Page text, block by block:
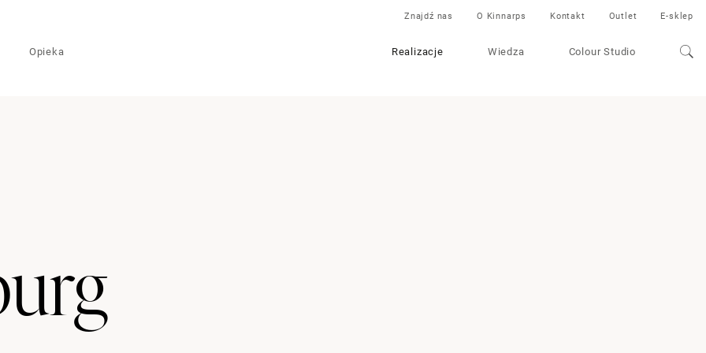
Opieka Realizacje Wiedza Colour Studio
Znajdź nas O Kinnarps Kontakt Outlet E-sklep